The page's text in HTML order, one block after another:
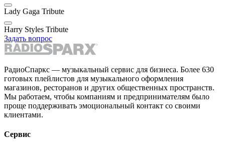
Lady Gaga Tribute
Harry Styles Tribute
Задать вопрос
РадиоСпаркс — музыкальный сервис для бизнеса. Более 630
готовых плейлистов для музыкального оформления
магазинов, ресторанов и других общественных пространств.
Мы работаем, чтобы компаниям и предпринимателям было
проще поддерживать эмоциональный контакт со своими
клиентами.
Сервис